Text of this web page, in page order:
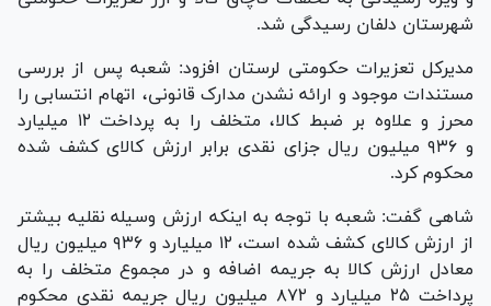
شهرستان دلفان رسیدگی شد.
مدیرکل تعزیرات حکومتی لرستان افزود: شعبه پس از بررسی
مستندات موجود و ارائه نشدن مدارک قانونی، اتهام انتسابی را
محرز و علاوه بر ضبط کالا، متخلف را به پرداخت ۱۲ میلیارد
و ۹۳۶ میلیون ریال جزای نقدی برابر ارزش کالای کشف شده
محکوم کرد.
شاهی گفت: شعبه با توجه به اینکه ارزش وسیله نقلیه بیشتر
از ارزش کالای کشف شده است، ۱۲ میلیارد و ۹۳۶ میلیون ریال
معادل ارزش کالا به جریمه اضافه و در مجموع متخلف را به
پرداخت ۲۵ میلیارد و ۸۷۲ میلیون ریال جریمه نقدی محکوم